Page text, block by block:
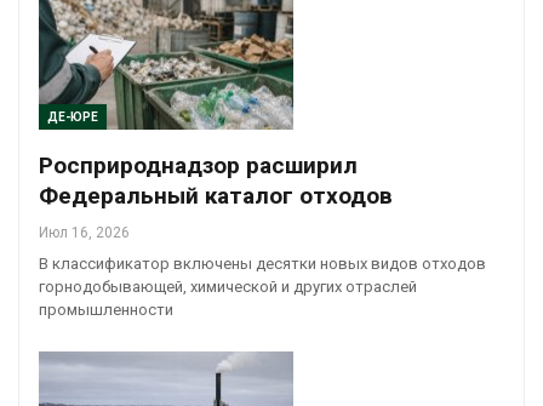
ДЕ-ЮРЕ
Росприроднадзор расширил
Федеральный каталог отходов
Июл 16, 2026
В классификатор включены десятки новых видов отходов
горнодобывающей, химической и других отраслей
промышленности